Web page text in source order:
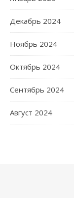
Декабрь 2024
Ноябрь 2024
Октябрь 2024
Сентябрь 2024
Август 2024